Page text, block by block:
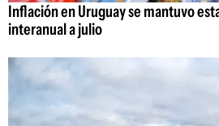
Inflación en Uruguay se mantuvo
interanual a julio